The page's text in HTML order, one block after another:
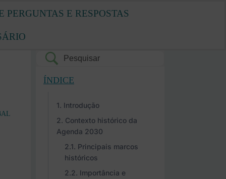
PERGUNTAS E RESPOSTAS
ÍNDICE
Introdução
Contexto histórico da
Agenda 2030
Principais marcos
históricos
Importância e